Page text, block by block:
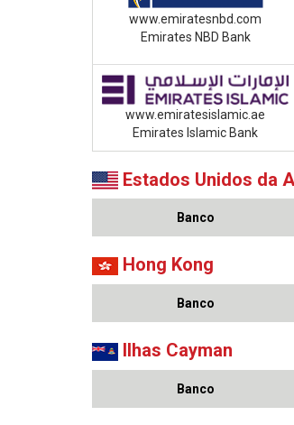
www.emiratesnbd.com
Emirates NBD Bank
www.emiratesislamic.ae
Emirates Islamic Bank
Estados Unidos da
Banco
Hong Kong
Banco
Ilhas Cayman
Banco